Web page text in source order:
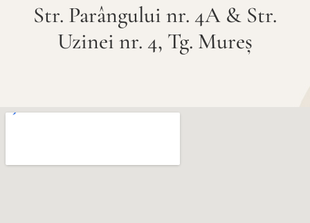
Str. Parângului nr. 4A & Str.
Uzinei nr. 4, Tg. Mureș